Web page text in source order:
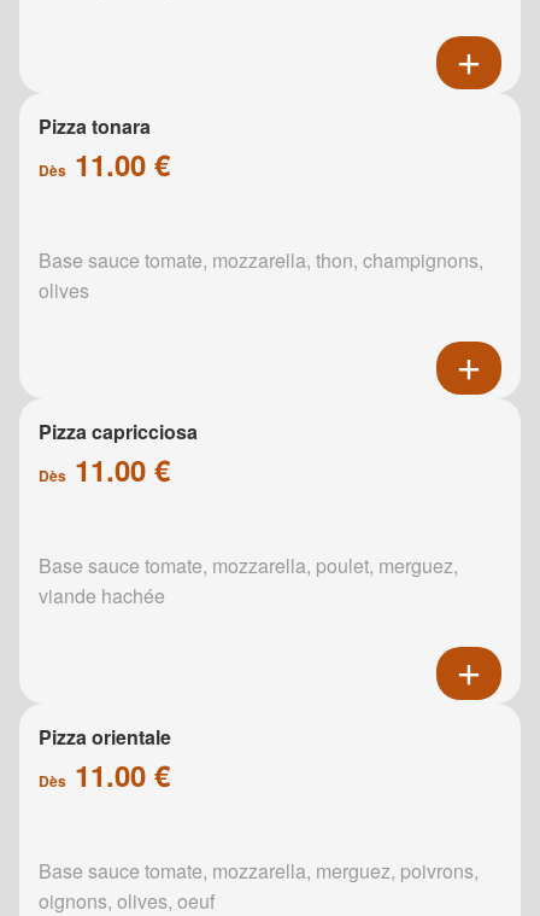
Pizza tonara
Dès 11.00 €
Base sauce tomate, mozzarella, thon, champignons,
olives
Pizza capricciosa
Dès 11.00 €
Base sauce tomate, mozzarella, poulet, merguez,
viande hachée
Pizza orientale
Dès 11.00 €
Base sauce tomate, mozzarella, merguez, poivrons,
oignons, olives, oeuf